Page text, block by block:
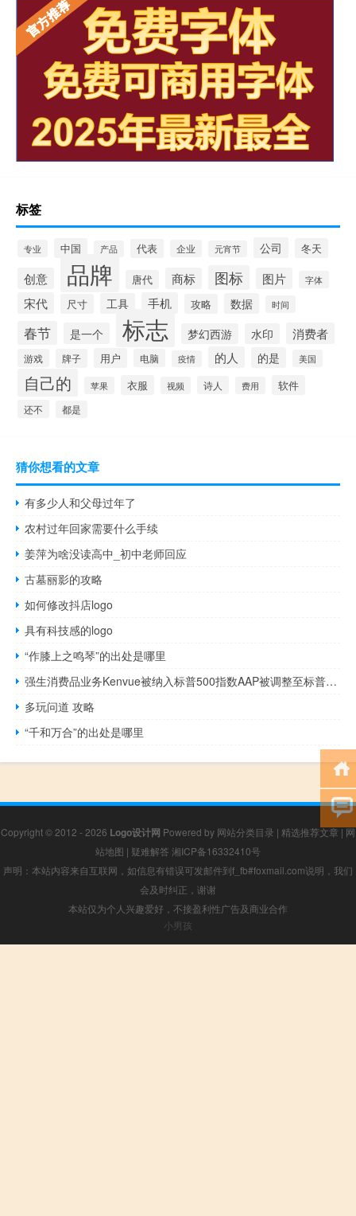
标签
专业 中国 产品 代表 企业 元宵节 公司 冬天
创意 品牌 唐代 商标 图标 图片 字体
宋代 尺寸 工具 手机 攻略 数据 时间
春节 是一个 标志 梦幻西游 水印 消费者
游戏 牌子 用户 电脑 疫情 的人 的是 美国
自己的 苹果 衣服 视频 诗人 费用 软件
还不 都是
猜你想看的文章
有多少人和父母过年了
农村过年回家需要什么手续
姜萍为啥没读高中_初中老师回应
古墓丽影的攻略
如何修改抖店logo
具有科技感的logo
“作膝上之鸣琴”的出处是哪里
强生消费品业务Kenvue被纳入标普500指数AAP被调整至标普600指数
多玩问道 攻略
“千和万合”的出处是哪里
Copyright © 2012 - 2026 Logo设计网 Powered by 网站分类目录 | 精选推荐文章|网
站地图 | 疑难解答 湘ICP备16332410号
声明：本站内容来自互联网，如信息有错误可发邮件到f_fb#foxmail.com说明，我们
会及时纠正，谢谢
本站仅为个人兴趣爱好，不接盈利性广告及商业合作
小男孩